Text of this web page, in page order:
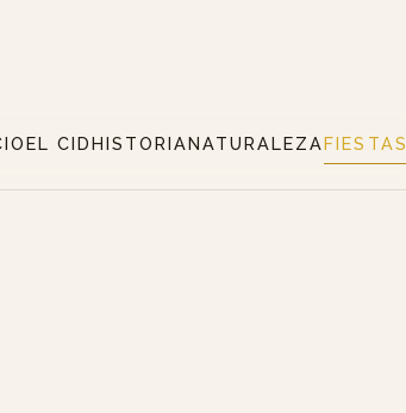
EL CIDHISTORIANATURALEZAFIESTAS